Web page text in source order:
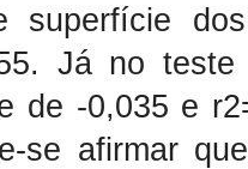
superfície
Já no teste
de -0,035 e
se afirmar